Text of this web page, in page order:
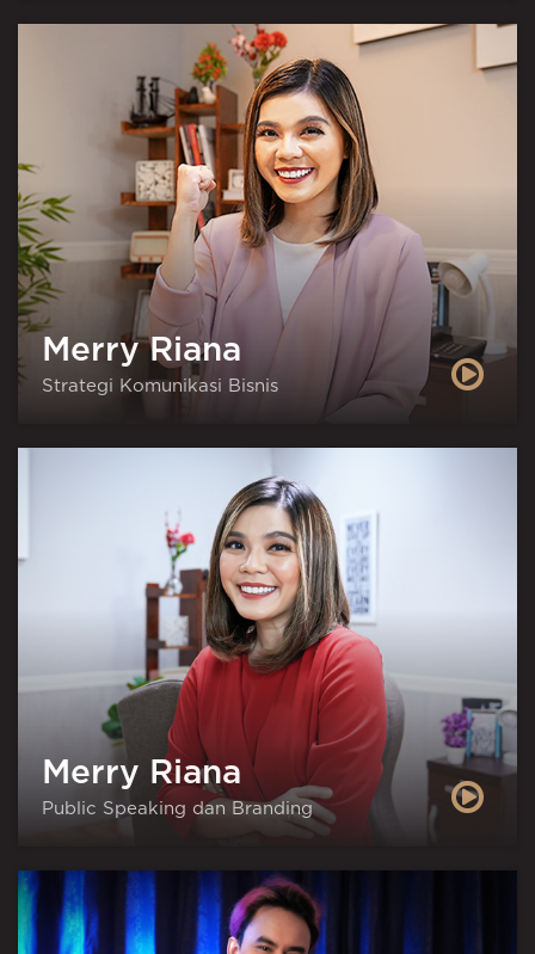
Merry Riana
Strategi Komunikasi Bisnis
Merry Riana
Public Speaking dan Branding